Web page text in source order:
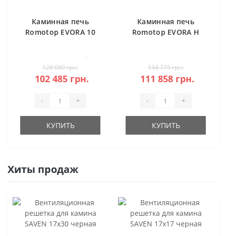
Каминная печь
Romotop EVORA 10
128 080 грн.
102 485 грн.
- +
КУПИТЬ
Каминная печь
Romotop EVORA H
134 775 грн.
111 858 грн.
- +
КУПИТЬ
Хиты продаж